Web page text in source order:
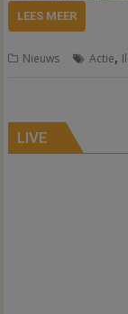
LEES MEER
Nieuws Actie,
LIVE